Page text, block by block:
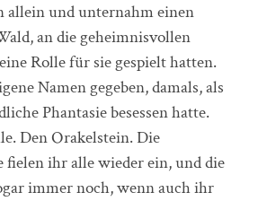
allein und unternahm einen
an die geheimnisvollen
Rolle für sie gespielt hatten.
Namen gegeben, damals, als
Phantasie besessen hatte.
Den Orakelstein. Die
fielen ihr alle wieder ein, und die
immer noch, wenn auch ihr